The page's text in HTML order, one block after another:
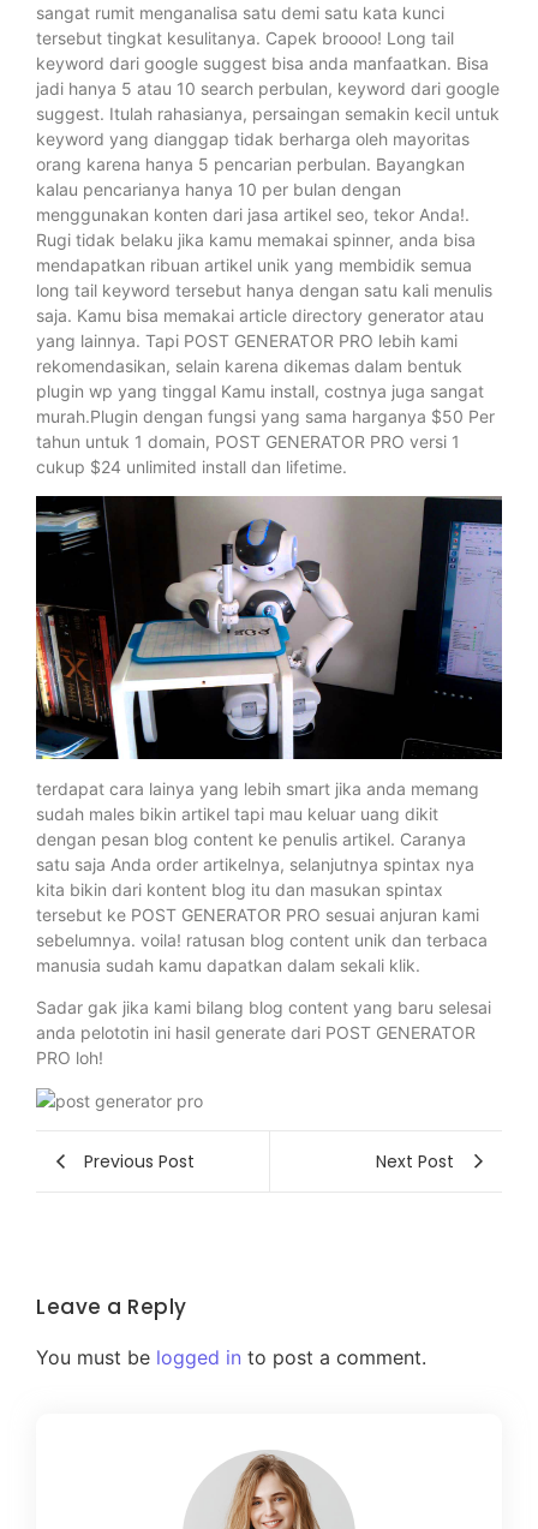
sangat rumit menganalisa satu demi satu kata kunci
tersebut tingkat kesulitanya. Capek broooo! Long tail
keyword dari google suggest bisa anda manfaatkan. Bisa
jadi hanya 5 atau 10 search perbulan, keyword dari google
suggest. Itulah rahasianya, persaingan semakin kecil untuk
keyword yang dianggap tidak berharga oleh mayoritas
orang karena hanya 5 pencarian perbulan. Bayangkan
kalau pencarianya hanya 10 per bulan dengan
menggunakan konten dari jasa artikel seo, tekor Anda!.
Rugi tidak belaku jika kamu memakai spinner, anda bisa
mendapatkan ribuan artikel unik yang membidik semua
long tail keyword tersebut hanya dengan satu kali menulis
saja. Kamu bisa memakai article directory generator atau
yang lainnya. Tapi POST GENERATOR PRO lebih kami
rekomendasikan, selain karena dikemas dalam bentuk
plugin wp yang tinggal Kamu install, costnya juga sangat
murah.Plugin dengan fungsi yang sama harganya $50 Per
tahun untuk 1 domain, POST GENERATOR PRO versi 1
cukup $24 unlimited install dan lifetime.
terdapat cara lainya yang lebih smart jika anda memang
sudah males bikin artikel tapi mau keluar uang dikit
dengan pesan blog content ke penulis artikel. Caranya
satu saja Anda order artikelnya, selanjutnya spintax nya
kita bikin dari kontent blog itu dan masukan spintax
tersebut ke POST GENERATOR PRO sesuai anjuran kami
sebelumnya. voila! ratusan blog content unik dan terbaca
manusia sudah kamu dapatkan dalam sekali klik.
Sadar gak jika kami bilang blog content yang baru selesai
anda pelototin ini hasil generate dari POST GENERATOR
PRO loh!
Previous Post Next Post
Leave a Reply
You must be logged in to post a comment.